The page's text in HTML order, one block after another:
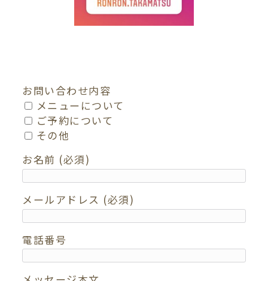
お問い合わせ内容
メニューについて
ご予約について
その他
お名前 (必須)
メールアドレス (必須)
電話番号